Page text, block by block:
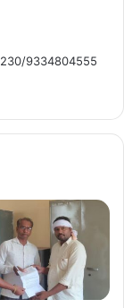
9334804555